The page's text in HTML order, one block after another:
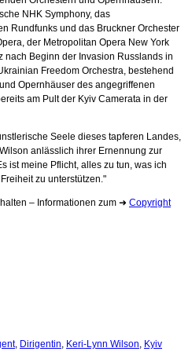
NHK Symphony, das
Rundfunks und das Bruckner Orchester
der Metropolitan Opera New York
nach Beginn der Invasion Russlands in
Freedom Orchestra, bestehend
Opernhäuser des angegriffenen
am Pult der Kyiv Camerata in der
Seele dieses tapferen Landes,
anlässlich ihrer Ernennung zur
ist meine Pflicht, alles zu tun, was ich
zu unterstützen."
– Informationen zum ➜ Copyright
, Dirigentin, Keri-Lynn Wilson, Kyiv